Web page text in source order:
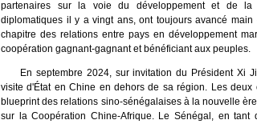
partenaires sur la voie du développement et de la
diplomatiques il y a vingt ans, ont toujours avancé
chapitre des relations entre pays en développement
coopération gagnant-gagnant et bénéficiant aux peuples.
En septembre 2024, sur invitation du Président Xi
visite d'État en Chine en dehors de sa région. Les deux
blueprint des relations sino-sénégalaises à la nouvelle
sur la Coopération Chine-Afrique. Le Sénégal, en